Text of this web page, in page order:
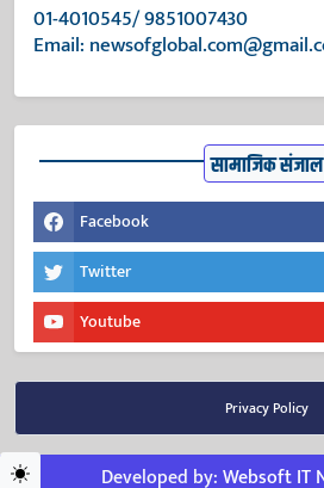
01-4010545/ 9851007430
Email:
सामाजिक संजाल
Facebook
Twitter
Youtube
Privacy Policy
Developed by:Websoft IT